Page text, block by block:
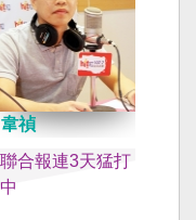
禎
聯合報連3天猛打
中